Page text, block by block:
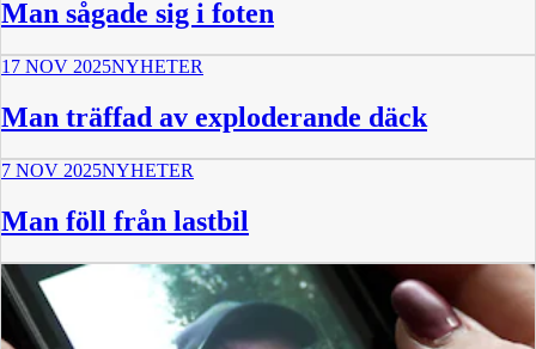
Man sågade sig i foten
17 NOV 2025NYHETER
Man träffad av exploderande däck
7 NOV 2025NYHETER
Man föll från lastbil